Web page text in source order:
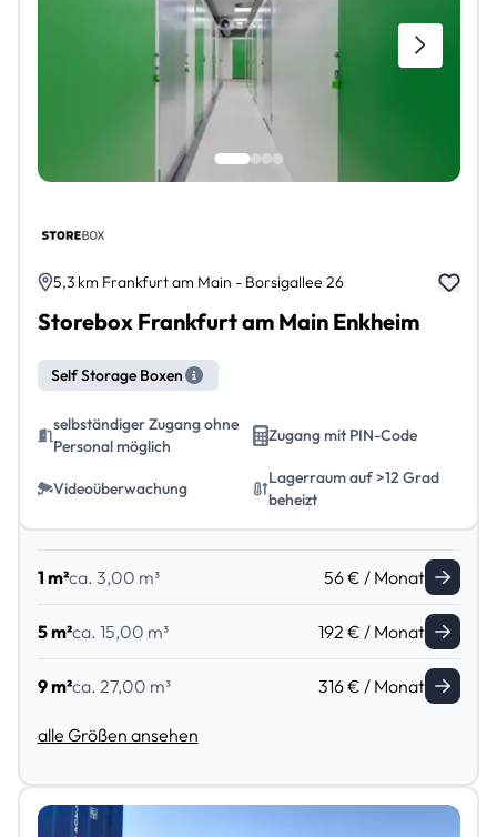
5,3 km Frankfurt am Main - Borsigallee 26
Storebox Frankfurt am Main Enkheim
Self Storage Boxen
selbständiger Zugang ohne
Personal möglich
Zugang mit PIN-Code
Videoüberwachung
Lagerraum auf >12 Grad
beheizt
1 m²ca. 3,00 m³ 56 € / Monat
5 m²ca. 15,00 m³ 192 € / Monat
9 m²ca. 27,00 m³ 316 € / Monat
alle Größen ansehen